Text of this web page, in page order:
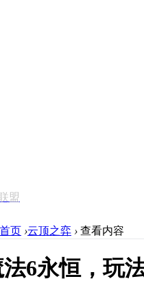
盟
页 ›云顶之弈 › 查看内容
6永恒，玩